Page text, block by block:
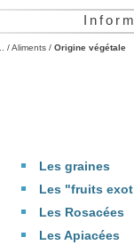
/Aliments/ Origine végétale
Les graines
Les "fruits
Les Rosacées
Les Apiacées